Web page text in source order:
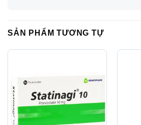
SẢN PHẨM TƯƠNG TỰ